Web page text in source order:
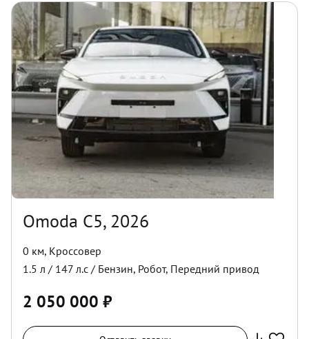
Omoda C5, 2026
0 км, Кроссовер
1.5 л / 147 л.с / Бензин, Робот, Передний привод
2 050 000 ₽